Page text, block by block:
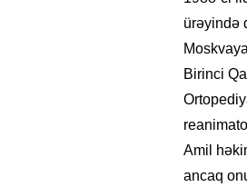
ürəyində
Birinci
Amil
ancaq